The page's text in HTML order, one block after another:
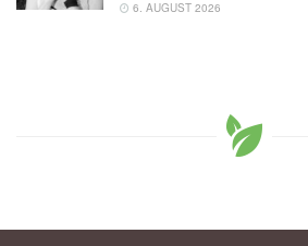
6. AUGUST 2026